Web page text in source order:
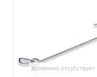
временно отсутствует